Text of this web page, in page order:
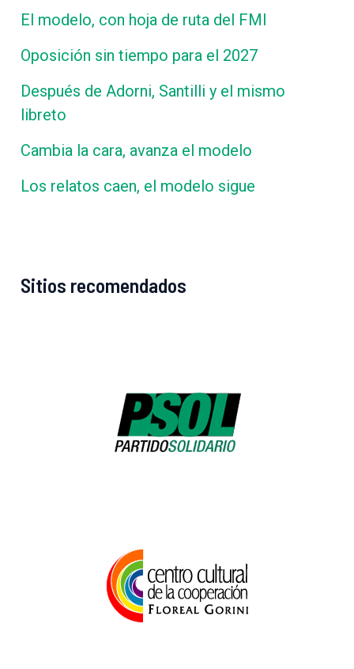
El modelo, con hoja de ruta del FMI
Oposición sin tiempo para el 2027
Después de Adorni, Santilli y el mismo
libreto
Cambia la cara, avanza el modelo
Los relatos caen, el modelo sigue
Sitios recomendados